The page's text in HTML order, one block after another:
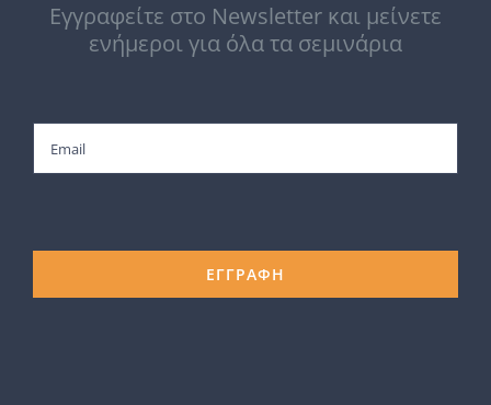
Εγγραφείτε στο Newsletter και μείνετε
ενήμεροι για όλα τα σεμινάρια